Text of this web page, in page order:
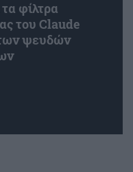
φίλτρα
του Claude
ψευδών